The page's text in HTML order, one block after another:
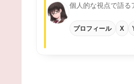
個人的な視点で語る
プロフィール X